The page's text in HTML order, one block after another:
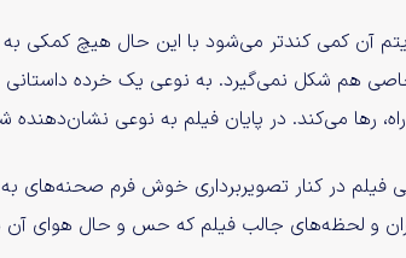
ریتم آن کمی کند‌تر می‌شود با این حال هیچ
هم شکل نمی‌گیرد. به نوعی یک خرده
رها می‌کند. در پایان فیلم به نوعی نشان‌دهنده
فیلم در کنار تصویربرداری خوش فرم صحنه‌های
و لحظه‌های جالب فیلم که حس و حال هوای آن